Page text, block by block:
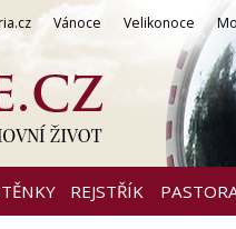
Vánoce Velikonoce
REJSTŘÍK